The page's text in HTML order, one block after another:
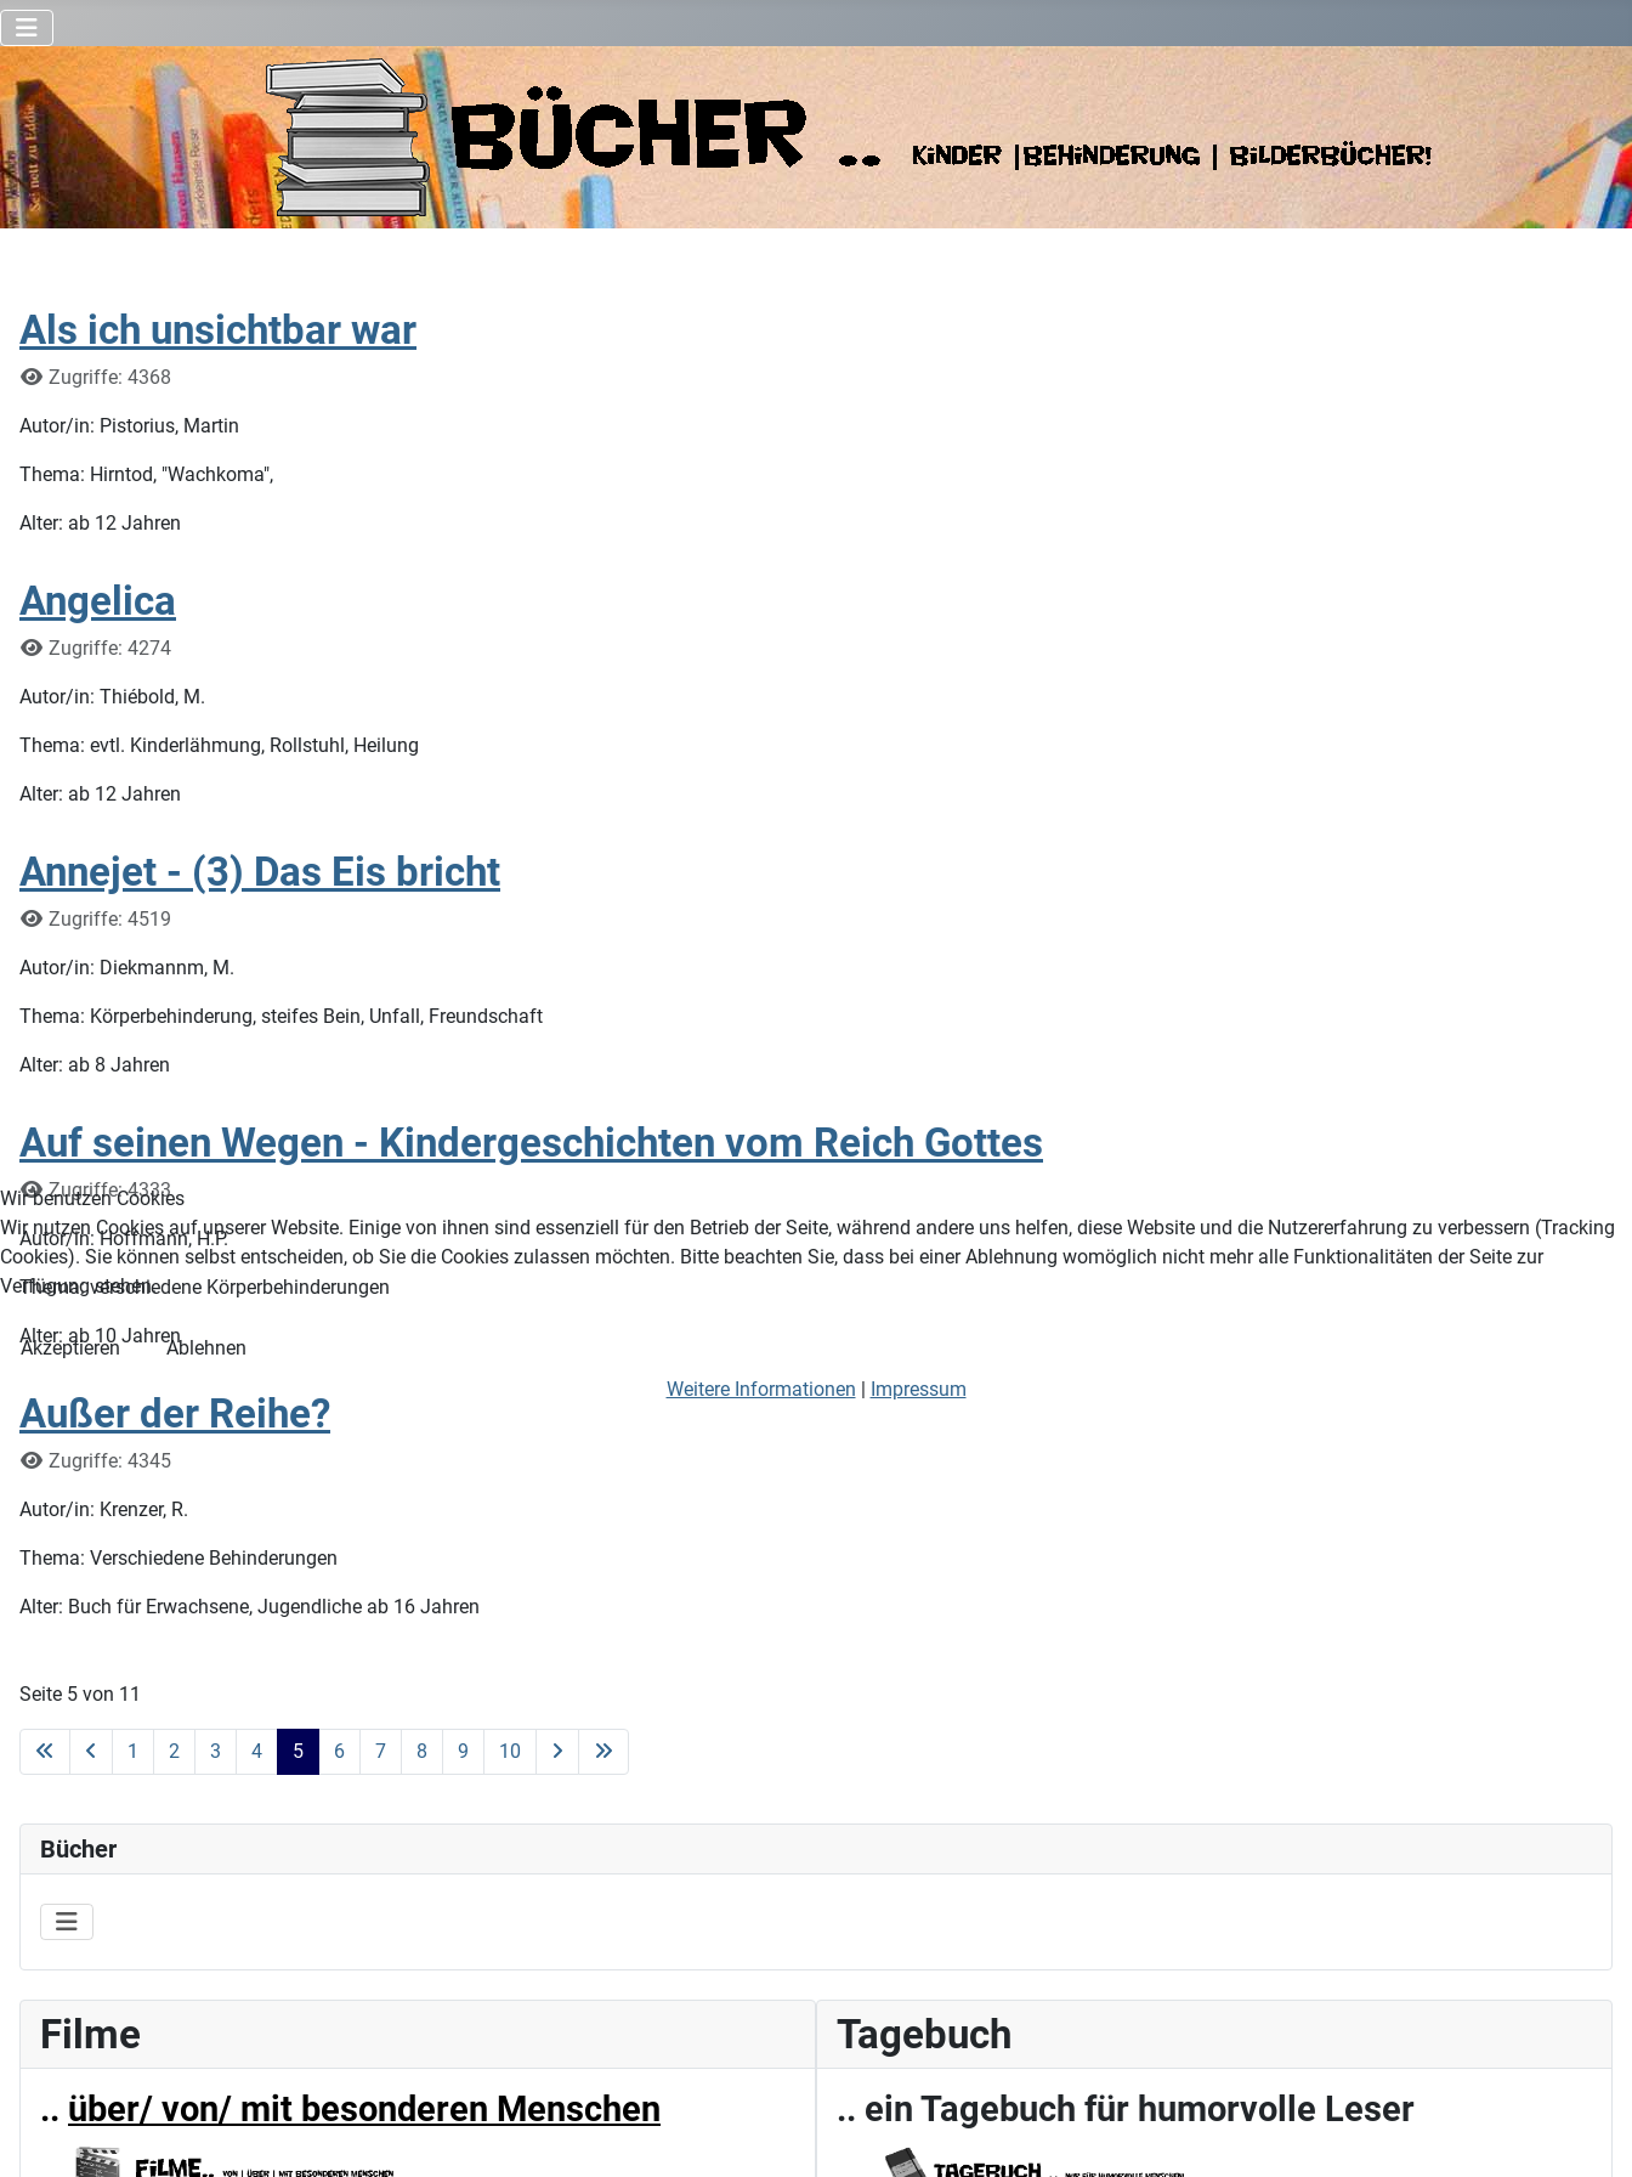
Als ich unsichtbar war
DetailsZugriffe: 4368
Autor/in: Pistorius, Martin
Thema: Hirntod, "Wachkoma",
Alter: ab 12 Jahren
Angelica
DetailsZugriffe: 4274
Autor/in: Thiébold, M.
Thema: evtl. Kinderlähmung, Rollstuhl, Heilung
Alter: ab 12 Jahren
Annejet - (3) Das Eis bricht
DetailsZugriffe: 4519
Autor/in: Diekmannm, M.
Thema: Körperbehinderung, steifes Bein, Unfall, Freundschaft
Alter: ab 8 Jahren
Auf seinen Wegen - Kindergeschichten vom Reich Gottes
DetailsZugriffe: 4333
Autor/in: Hoffmann, H.P.
Thema: verschiedene Körperbehinderungen
Alter: ab 10 Jahren
Außer der Reihe?
DetailsZugriffe: 4345
Autor/in: Krenzer, R.
Thema: Verschiedene Behinderungen
Alter: Buch für Erwachsene, Jugendliche ab 16 Jahren
Seite 5 von 11
1 2 3 4 5 6 7 8 9 10
Bücher
Filme
.. über/ von/ mit besonderen Menschen
Tagebuch
.. ein Tagebuch für humorvolle Leser
Wir benutzen Cookies
Wir nutzen Cookies auf unserer Website. Einige von ihnen sind essenziell für den Betrieb der Seite, während andere uns helfen, diese Website und die Nutzererfahrung zu verbessern (Tracking
Cookies). Sie können selbst entscheiden, ob Sie die Cookies zulassen möchten. Bitte beachten Sie, dass bei einer Ablehnung womöglich nicht mehr alle Funktionalitäten der Seite zur
Verfügung stehen.
Akzeptieren
Ablehnen
Weitere Informationen | Impressum